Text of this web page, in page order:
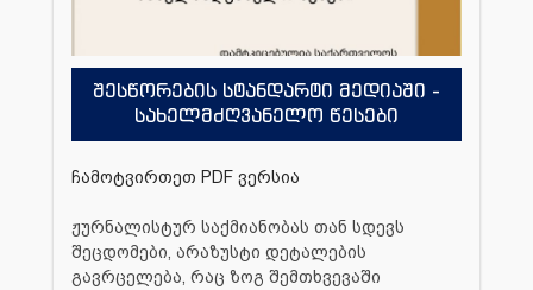
შესწორების სტანდარტი მედიაში -
სახელმძღვანელო წესები
ჩამოტვირთეთ PDF ვერსია
ჟურნალისტურ საქმიანობას თან სდევს
შეცდომები, არაზუსტი დეტალების
გავრცელება, რაც ზოგ შემთხვევაში